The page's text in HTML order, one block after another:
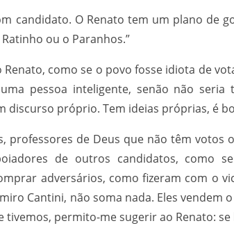
candidato. O Renato tem um plano de
ou o Paranhos.”
como se o povo fosse idiota de
pessoa inteligente, senão não
próprio. Tem ideias próprias, é
professores de Deus que não têm
de outros candidatos, como
adversários, como fizeram com o
Cantini, não soma nada. Eles
permito-me sugerir ao Renato: